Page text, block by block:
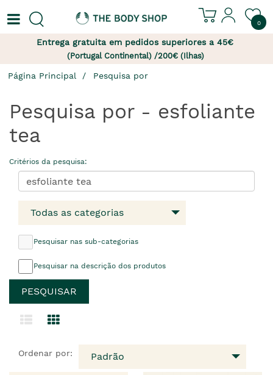
0
Entrega gratuita em pedidos superiores a 45€
(Portugal Continental) /200€ (Ilhas)
Página Principal Pesquisa por
Pesquisa por - esfoliante
tea
Critérios da pesquisa:
Todas as categorias
Pesquisar nas sub-categorias
Pesquisar na descrição dos produtos
Ordenar por: Padrão